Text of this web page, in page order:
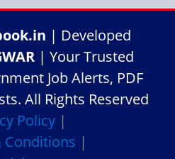
| Developed
| Your Trusted
Job Alerts, PDF
All Rights Reserved
Policy|
Conditions |